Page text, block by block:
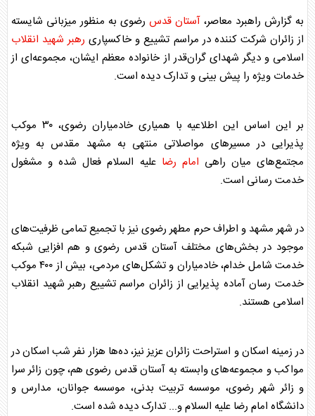
به گزارش راهبرد معاصر، آستان قدس رضوی به منظور میزبانی شایسته
از زائران شرکت کننده در مراسم تشییع و خاکسپاری رهبر شهید انقلاب
اسلامی و دیگر شهدای گران‌قدر از خانواده معظم ایشان، مجموعه‌ای از
خدمات ویژه را پیش بینی و تدارک دیده است.
بر این اساس این اطلاعیه با همیاری خادمیاران رضوی، ۳۰ موکب
پذیرایی در مسیر‌های مواصلاتی منتهی به مشهد مقدس به ویژه
مجتمع‌های میان راهی امام رضا علیه السلام فعال شده و مشغول
خدمت رسانی است.
در شهر مشهد و اطراف حرم مطهر رضوی نیز با تجمیع تمامی ظرفیت‌های
موجود در بخش‌های مختلفآستان قدس رضوی و هم افزایی شبکه
خدمت شامل خدام، خادمیاران و تشکل‌های مردمی، بیش از ۴۰۰ موکب
خدمت رسان آماده پذیرایی از زائران مراسم تشییع رهبر شهید انقلاب
اسلامی هستند.
در زمینه اسکان و استراحت زائران عزیز نیز، ده‌ها هزار نفر شب اسکان در
مواکب و مجموعه‌های وابسته به آستان قدس رضوی هم، چون زائر سرا
و زائر شهر رضوی، موسسه تربیت بدنی، موسسه جوانان، مدارس و
دانشگاه امام رضا علیه السلام و... تدارک دیده شده است.